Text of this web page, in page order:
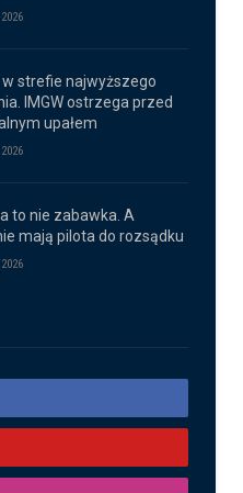
w strefie najwyższego
IMGW ostrzega przed
upałem
to nie zabawka. A
mają pilota do rozsądku